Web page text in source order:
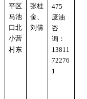
平区
马池
口北
小营
村东
张桂
金、
刘倩
475
废油
咨
询：
13811
72276
1